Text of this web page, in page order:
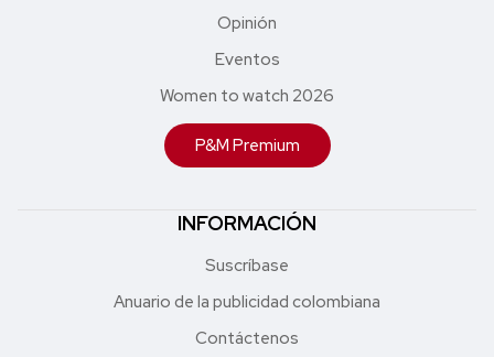
Opinión
Eventos
Women to watch 2026
P&M Premium
INFORMACIÓN
Suscríbase
Anuario de la publicidad colombiana
Contáctenos